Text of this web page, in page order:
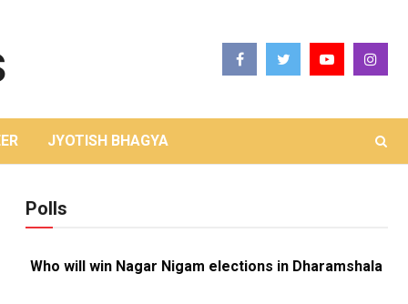
JYOTISH BHAGYA
Polls
Who will win Nagar Nigam elections in Dharamshala